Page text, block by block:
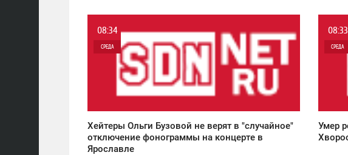
08:34
СРЕДА
Хейтеры Ольги Бузовой не верят в "случайное"
отключение фонограммы на концерте в
Ярославле
08:33
СРЕДА
Умер